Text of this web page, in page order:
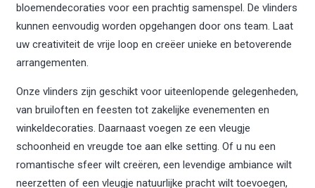
bloemendecoraties voor een prachtig samenspel. De vlinders
kunnen eenvoudig worden opgehangen door ons team. Laat
uw creativiteit de vrije loop en creëer unieke en betoverende
arrangementen.
Onze vlinders zijn geschikt voor uiteenlopende gelegenheden,
van bruiloften en feesten tot zakelijke evenementen en
winkeldecoraties. Daarnaast voegen ze een vleugje
schoonheid en vreugde toe aan elke setting. Of u nu een
romantische sfeer wilt creëren, een levendige ambiance wilt
neerzetten of een vleugje natuurlijke pracht wilt toevoegen,